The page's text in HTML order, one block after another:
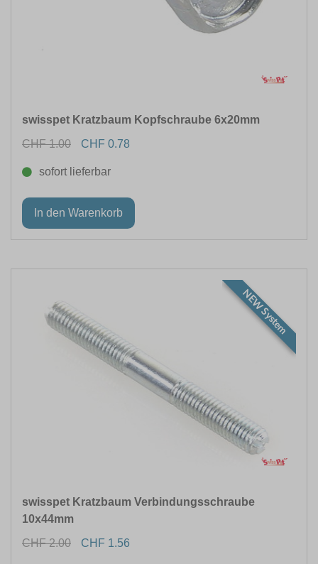
swisspet Kratzbaum Kopfschraube 6x20mm
CHF 1.00
CHF 0.78
sofort lieferbar
NEW System
swisspet Kratzbaum Verbindungsschraube
10x44mm
CHF 2.00
CHF 1.56